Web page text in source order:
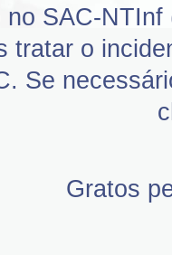
no SAC-NTInf
tratar o
Se
Gratos